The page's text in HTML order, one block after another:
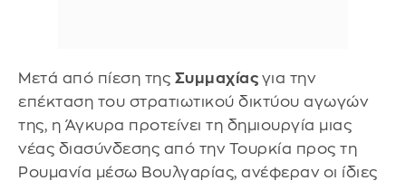
Μετά από πίεση της Συμμαχίας για την
επέκταση του στρατιωτικού δικτύου αγωγών
της, η Άγκυρα προτείνει τη δημιουργία μιας
νέας διασύνδεσης από την Τουρκία προς τη
Ρουμανία μέσω Βουλγαρίας, ανέφεραν οι ίδιες